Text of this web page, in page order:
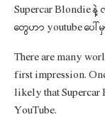
Supercar
တွေဟာ youtube ပေ
There are many
first impression.
likely that Supercar
YouTube.